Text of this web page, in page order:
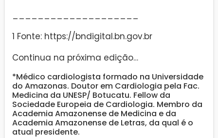
1 Fonte: https://bndigital.bn.gov.br
Continua na próxima edição…
*Médico cardiologista formado na Universidade
do Amazonas. Doutor em Cardiologia pela Fac.
Medicina da UNESP/ Botucatu. Fellow da
Sociedade Europeia de Cardiologia. Membro da
Academia Amazonense de Medicina e da
Academia Amazonense de Letras, da qual é o
atual presidente.